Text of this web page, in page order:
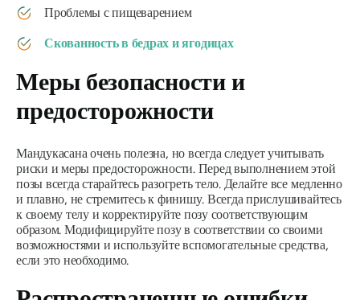
Проблемы с пищеварением
Скованность в бедрах и ягодицах
Меры безопасности и
предосторожности
Мандукасанаочень полезна, но всегда следует учитывать
риски и меры предосторожности. Перед выполнением этой
позы всегда старайтесь разогреть тело. Делайте все медленно
и плавно, не стремитесь к финишу. Всегда прислушивайтесь
к своему телу и корректируйте позу соответствующим
образом. Модифицируйте позу в соответствии со своими
возможностями и используйте вспомогательные средства,
если это необходимо.